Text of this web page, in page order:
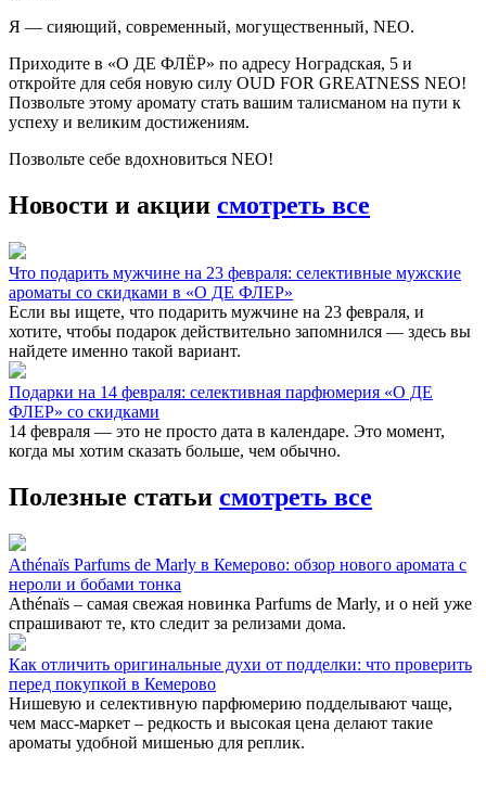
Я — сияющий, современный, могущественный, NEO.
Приходите в «О ДЕ ФЛЁР» по адресу Ноградская, 5 и
откройте для себя новую силу OUD FOR GREATNESS NEO!
Позвольте этому аромату стать вашим талисманом на пути к
успеху и великим достижениям.
Позвольте себе вдохновиться NEO!
Новости и акции смотреть все
Что подарить мужчине на 23 февраля: селективные мужские
ароматы со скидками в «О ДЕ ФЛЕР»
Если вы ищете, что подарить мужчине на 23 февраля, и
хотите, чтобы подарок действительно запомнился — здесь вы
найдете именно такой вариант.
Подарки на 14 февраля: селективная парфюмерия «О ДЕ
ФЛЕР» со скидками
14 февраля — это не просто дата в календаре. Это момент,
когда мы хотим сказать больше, чем обычно.
Полезные статьи смотреть все
Athénaïs Parfums de Marly в Кемерово: обзор нового аромата с
нероли и бобами тонка
Athénaïs – самая свежая новинка Parfums de Marly, и о ней уже
спрашивают те, кто следит за релизами дома.
Как отличить оригинальные духи от подделки: что проверить
перед покупкой в Кемерово
Нишевую и селективную парфюмерию подделывают чаще,
чем масс-маркет – редкость и высокая цена делают такие
ароматы удобной мишенью для реплик.